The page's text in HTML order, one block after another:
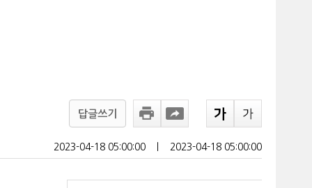
답글쓰기
2023-04-18 05:00:00 2023-04-18 05:00:00